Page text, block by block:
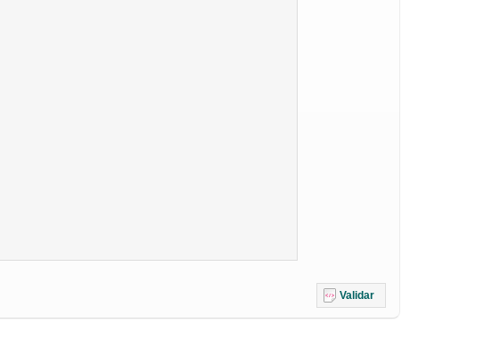
Validar